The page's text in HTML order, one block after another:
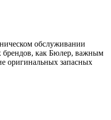
обслуживании
брендов, как Бюлер, важным
оригинальных запасных